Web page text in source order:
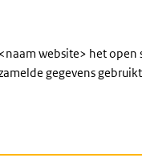
website> het
gegevens